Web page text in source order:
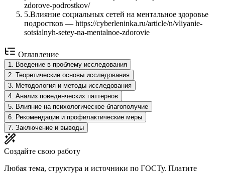
zdorove-podrostkov/
5.Влияние социальных сетей на ментальное здоровье
подростков — https://cyberleninka.ru/article/n/vliyanie-
sotsialnyh-setey-na-mentalnoe-zdorovie
Оглавление
1. Введение в проблему исследования
2. Теоретические основы исследования
3. Методология и методы исследования
4. Анализ поведенческих паттернов
5. Влияние на психологическое благополучие
6. Рекомендации и профилактические меры
7. Заключение и выводы
Создайте свою работу
Любая тема, структура и источники по ГОСТу. Платите